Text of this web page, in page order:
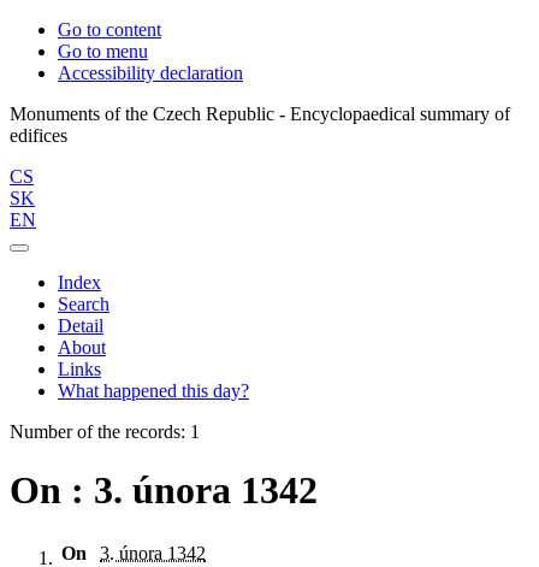
Go to content
Go to menu
Accessibility declaration
Monuments of the Czech Republic - Encyclopaedical summary of
CS
SK
EN
Index
Search
Detail
About
Links
What happened this day?
Number of the records: 1
On : 3. února 1342
On
3. února 1342